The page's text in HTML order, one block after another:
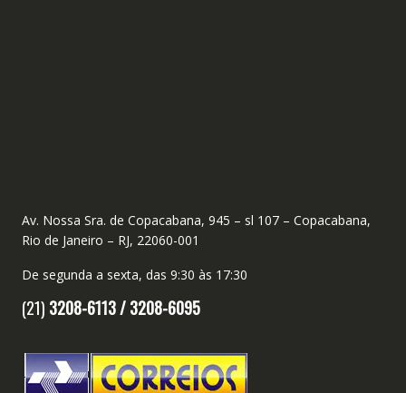
Av. Nossa Sra. de Copacabana, 945 – sl 107 – Copacabana,
Rio de Janeiro – RJ, 22060-001
De segunda a sexta, das 9:30 às 17:30
(21) 3208-6113 /3208-6095